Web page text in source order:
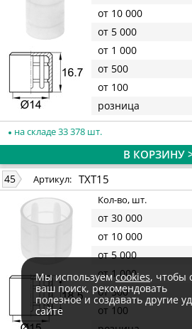
от 10 000
от 5 000
от 1 000
от 500
от 100
розница
на складе 33 378 шт.
В КОРЗИНУ
45 Артикул: TXT15
Кол-во, шт.
от 30 000
от 10 000
от 5 000
от 1 000
от 500
от 100
Мы используемcookies, чтобы
ваш поиск, рекомендовать
полезное и создавать другие
сайте